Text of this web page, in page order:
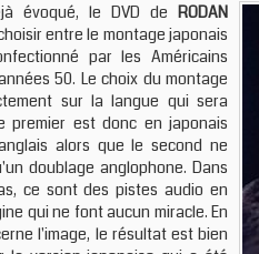
évoqué, le DVD de RODAN
entre le montage japonais
par les Américains
50. Le choix du montage
sur la langue qui sera
premier est donc en japonais
alors que le second ne
doublage anglophone. Dans
ce sont des pistes audio en
qui ne font aucun miracle. En
l'image, le résultat est bien